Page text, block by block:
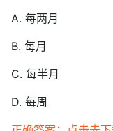
A. 每两月
B. 每月
C. 每半月
D. 每周